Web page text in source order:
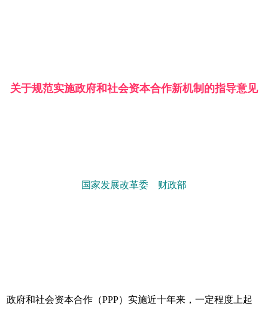
关于规范实施政府和社会资本合作新机制的指导意见
国家发展改革委 财政部
政府和社会资本合作（PPP）实施近十年来，一定程度上起